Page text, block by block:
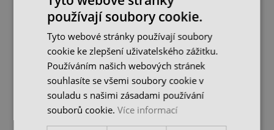
-30%
používají soubory cookie.
Tyto webové stránky používají soubory
cookie ke zlepšení uživatelského zážitku.
Používáním našich webových stránek
souhlasíte se všemi soubory cookie v
souladu s našimi zásadami používání
souborů cookie.Více informací